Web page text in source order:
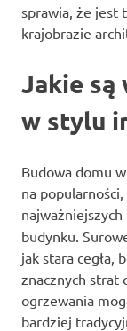
sprawia, że jest
krajobrazie
Jakie są
w stylu
Budowa domu
na
budynku.
jak stara cegła,
znacznych strat
ogrzewania
bardziej